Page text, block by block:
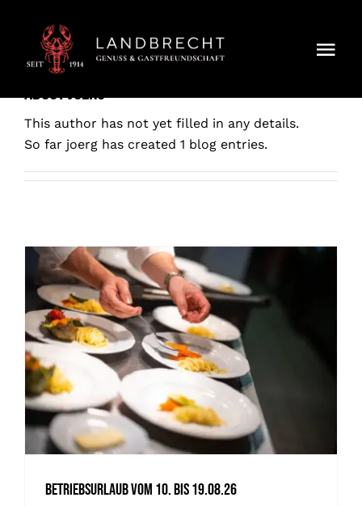
content
Events
Über Uns
Aboutjoerg
This author has not yet filled in any details.
So far joerg has created 1 blog entries.
Betriebsurlaub vom 10. bis 19.08.26
News Uncategorized
Betriebsurlaub vom 10. bis 19.08.26